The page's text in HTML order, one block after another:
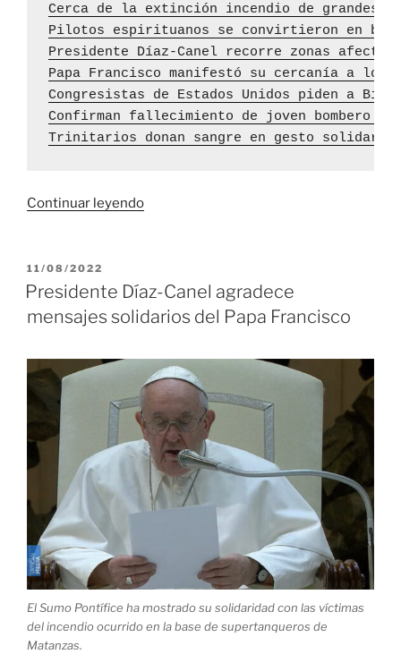
Cerca de la extinción incendio de grandes
Pilotos espirituanos se convirtieron en
Presidente Díaz-Canel recorre zonas
Papa Francisco manifestó su cercanía a los
Congresistas de Estados Unidos piden a
Confirman fallecimiento de joven bombero
Trinitarios donan sangre en gesto solidario
Continuar leyendo«Presidente
el
control
en
Matanzas,
hay
mucho
coraje»
PUBLICADO
EL
11/08/2022
Presidente Díaz-Canel agradece
mensajes solidarios del Papa Francisco
El Sumo Pontífice ha mostrado su solidaridad con las víctimas
del incendio ocurrido en la base de supertanqueros de
Matanzas.